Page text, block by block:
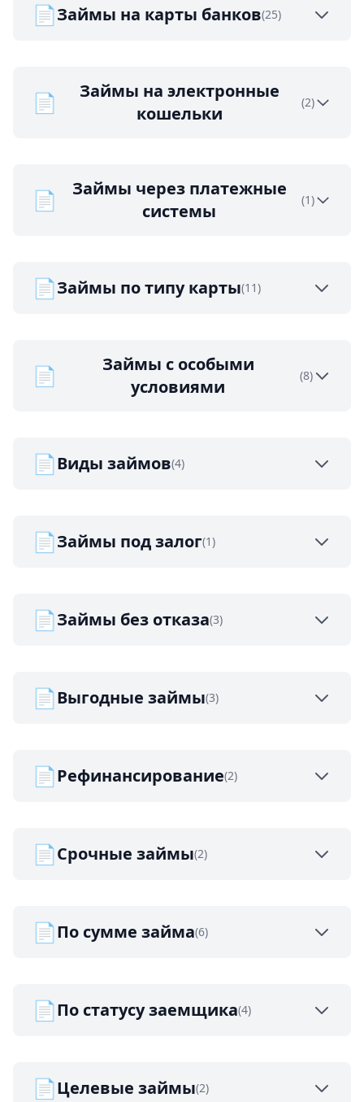
📄Займы на карты банков(25)
📄
Займы на электронные
кошельки
(2)
📄
Займы через платежные
системы
(1)
📄Займы по типу карты(11)
📄
Займы с особыми
условиями
(8)
📄Виды займов(4)
📄Займы под залог(1)
📄Займы без отказа(3)
📄Выгодные займы(3)
📄Рефинансирование(2)
📄Срочные займы(2)
📄По сумме займа(6)
📄По статусу заемщика(4)
📄Целевые займы(2)